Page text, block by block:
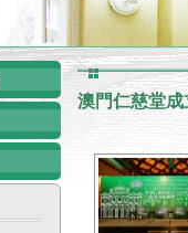
澳門仁慈堂成